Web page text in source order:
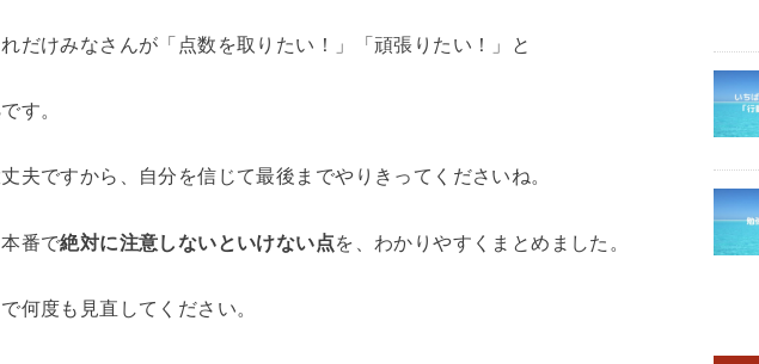
だけみなさんが「点数を取りたい！」「頑張りたい！」と
す。
夫ですから、自分を信じて最後までやりきってくださいね。
番で絶対に注意しないといけない点を、わかりやすくまとめました。
何度も見直してください。